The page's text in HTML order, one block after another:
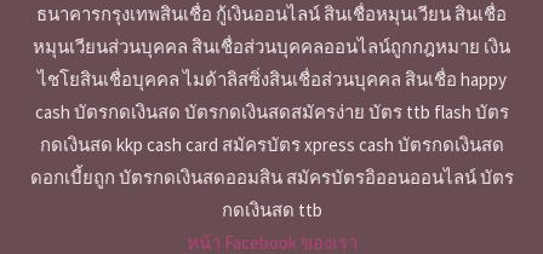
ธนาคารกรุงเทพสินเชื่อ กู้เงินออนไลน์ สินเชื่อหมุนเวียน สินเชื่อ
หมุนเวียนส่วนบุคคล สินเชื่อส่วนบุคคลออนไลน์ถูกกฎหมาย เงิน
ไชโยสินเชื่อบุคคล ไมด้าลิสซิ่งสินเชื่อส่วนบุคคล สินเชื่อ happy
cash บัตรกดเงินสด บัตรกดเงินสดสมัครง่าย บัตร ttb flash บัตร
กดเงินสด kkp cash card สมัครบัตร xpress cash บัตรกดเงินสด
ดอกเบี้ยถูก บัตรกดเงินสดออมสิน สมัครบัตรอิออนออนไลน์ บัตร
กดเงินสด ttb
หน้า Facebook ของเรา